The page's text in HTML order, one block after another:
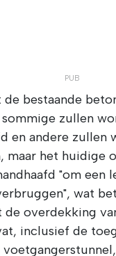
bestaande
zullen
en andere zullen
maar het huidige
"om een
wat
overdekking
inclusief de